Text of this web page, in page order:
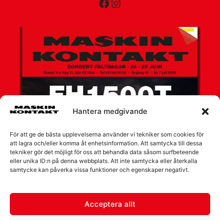
Hantera medgivande
För att ge de bästa upplevelserna använder vi tekniker som cookies för
att lagra och/eller komma åt enhetsinformation. Att samtycka till dessa
tekniker gör det möjligt för oss att behandla data såsom surfbeteende
eller unika ID:n på denna webbplats. Att inte samtycka eller återkalla
samtycke kan påverka vissa funktioner och egenskaper negativt.
Acceptera allt